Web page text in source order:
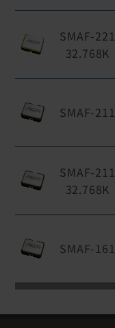
SMAF-221
32.768K
SMAF-211
SMAF-211
32.768K
SMAF-161